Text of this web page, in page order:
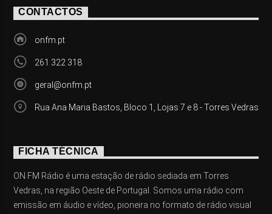
CONTACTOS
onfm.pt
261 322 318
geral@onfm.pt
Rua Ana Maria Bastos, Bloco 1, Lojas 7 e 8 - Torres Vedras
FICHA TÉCNICA
ON FM Rádio é uma estação de rádio sediada em Torres
Vedras, na região Oeste de Portugal. Somos uma rádio com
emissão em áudio e vídeo, pioneira no formato de rádio visual